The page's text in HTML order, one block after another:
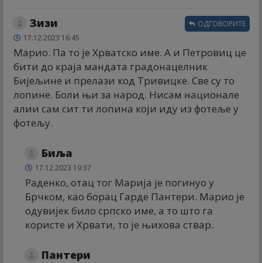
Зизи
17.12.2023 16:45
Марио. Па то је Хрватско име. А и Петровиц це
бити до краја мандата градонацелник
Бијељине и прелази код Тривицке. Све су то
лопине. Боли њи за народ. Нисам национале
алии сам сит ти лопина који иду из фотеље у
фотељу.
ОДГОВОРИТЕ
Биља
17.12.2023 19:37
Раденко, отац тог Марија је погинуо у
Брчком, као борац Гарде Пантери. Марио је
одувијек било српско име, а то што га
користе и Хрвати, то је њихова ствар.
Пантери